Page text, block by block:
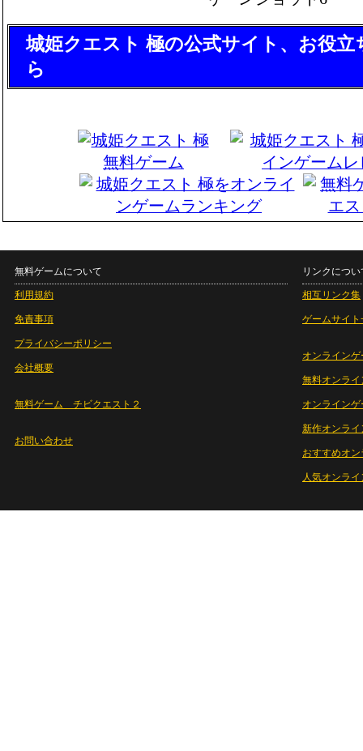
城姫クエスト 極の公式サイト、お役
ら
無料ゲームについて
利用規約
免責事項
プライバシーポリシー
会社概要
無料ゲーム チビクエスト２
お問い合わせ
リンクについ
相互リンク集
ゲームサイト
オンラインゲ
無料オンライ
オンライン
新作オンライ
おすすめオ
人気オンラ